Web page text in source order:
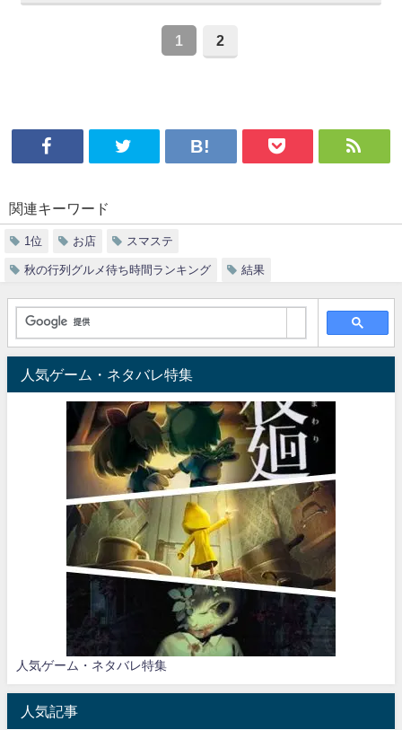
1 2
関連キーワード
1位 お店 スマステ
秋の行列グルメ待ち時間ランキング 結果
人気ゲーム・ネタバレ特集
人気ゲーム・ネタバレ特集
人気記事